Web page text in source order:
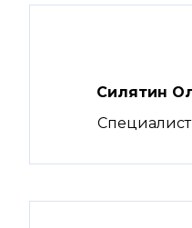
Силятин